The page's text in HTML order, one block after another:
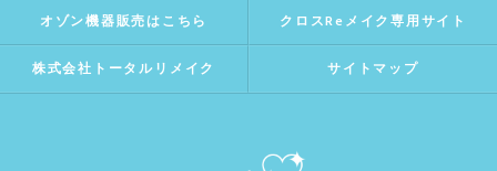
オゾン機器販売はこちら クロスReメイク専用サイト
株式会社トータルリメイク サイトマップ